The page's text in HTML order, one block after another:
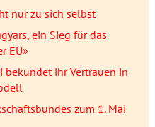
nur zu sich selbst
ein Sieg für das
EU»
bekundet ihr Vertrauen in
zum 1. Mai